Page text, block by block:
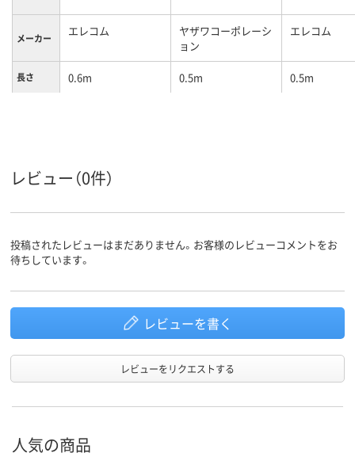
メーカー エレコム
ヤザワコーポレーシ
ョン
エレコム
長さ 0.6m 0.5m 0.5m
レビュー（0件）
投稿されたレビューはまだありません。お客様のレビューコメントをお
待ちしています。
レビューを書く
レビューをリクエストする
人気の商品